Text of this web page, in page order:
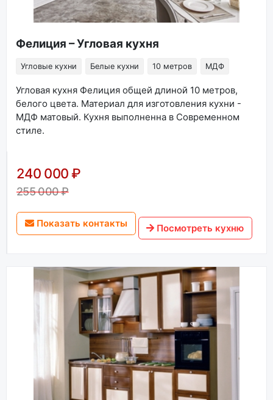
Фелиция – Угловая кухня
Угловые кухни Белые кухни 10 метров МДФ
Угловая кухня Фелиция общей длиной 10 метров,
белого цвета. Материал для изготовления кухни -
МДФ матовый. Кухня выполненна в Современном
стиле.
240 000 ₽
255 000 ₽
Показать контакты Посмотреть кухню